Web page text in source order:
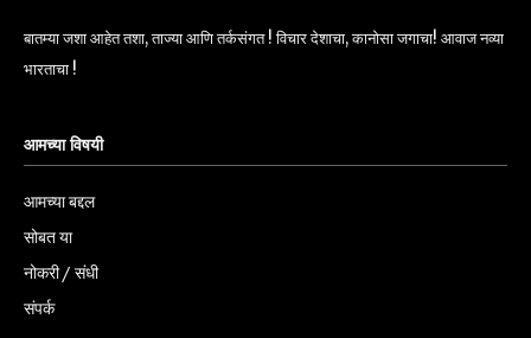
बातम्या जशा आहेत तशा, ताज्या आणि तर्कसंगत ! विचार देशाचा, कानोसा जगाचा! आवाज नव्या
भारताचा !
आमच्या विषयी
आमच्या बद्दल
सोबत या
नोकरी / संधी
संपर्क